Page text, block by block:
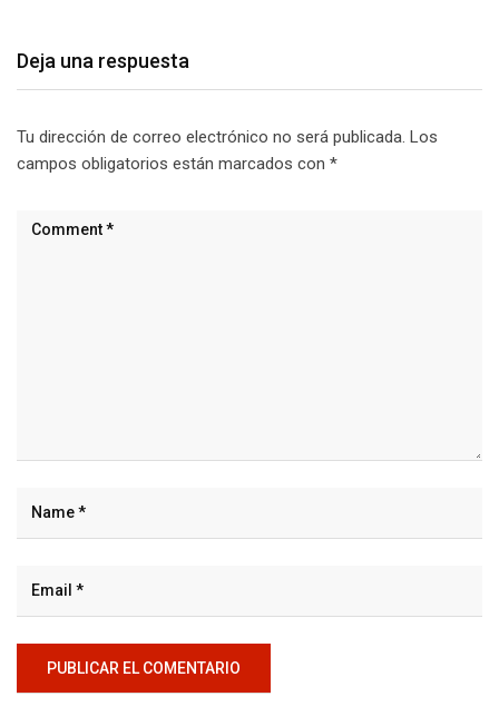
Deja una respuesta
Tu dirección de correo electrónico no será publicada. Los
campos obligatorios están marcados con *